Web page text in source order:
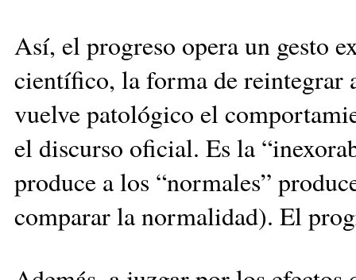
Así, el progreso opera un gesto
científico, la forma de reintegrar
vuelve patológico el
el discurso oficial. Es la
produce a los “normales”
comparar la normalidad). El